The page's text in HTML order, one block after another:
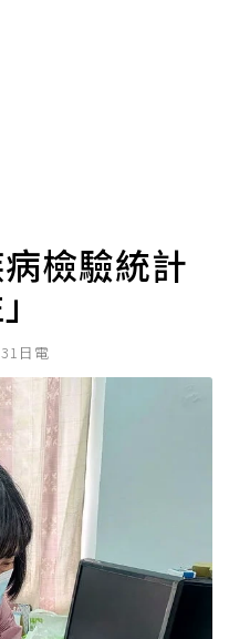
檢驗統計
日電